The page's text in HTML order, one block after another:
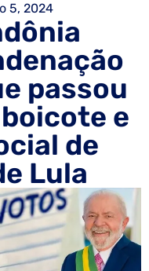
5, 2024
passou
e
de
Lula